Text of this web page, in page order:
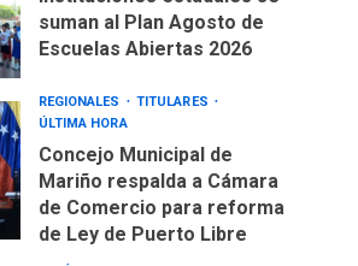
suman al Plan Agosto de
Escuelas Abiertas 2026
REGIONALES
TITULARES
ÚLTIMA HORA
Concejo Municipal de
Mariño respalda a Cámara
de Comercio para reforma
de Ley de Puerto Libre